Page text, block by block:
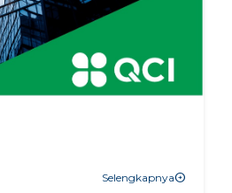
Selengkapnyaarrow_circle_right